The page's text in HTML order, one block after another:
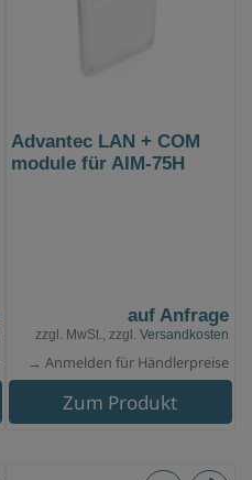
Advantec LAN + COM
module für AIM-75H
auf Anfrage
zzgl. MwSt., zzgl. Versandkosten
→ Anmelden für Händlerpreise
Zum Produkt